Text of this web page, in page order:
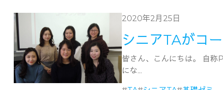
2020年2月25日
シニアTAがコ
皆さん、こんにちは。 自
にな...